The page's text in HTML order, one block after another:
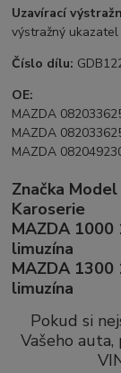
Uzavírací
výstražný ukazatel
Číslo dílu:
OE:
MAZDA
MAZDA
MAZDA
Značka
Karoserie
MAZDA
limuzína
MAZDA
limuzína
Pokud si
Vašeho